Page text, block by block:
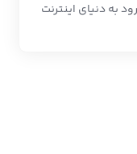
به دنیای اینترنت